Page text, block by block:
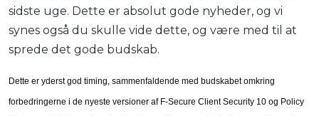
sidste uge. Dette er absolut gode nyheder, og vi
synes også du skulle vide dette, og være med til at
sprede det gode budskab.
Dette er yderst god timing, sammenfaldende med budskabet omkring
forbedringerne i de nyeste versioner af F-Secure Client Security 10 og Policy